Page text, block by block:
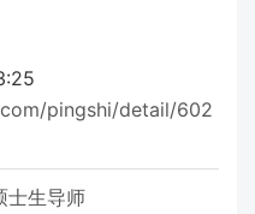
pingshi/detail/602
士生导师